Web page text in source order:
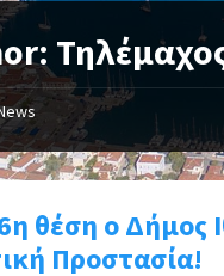
θέση ο Δήμος
Προστασία!